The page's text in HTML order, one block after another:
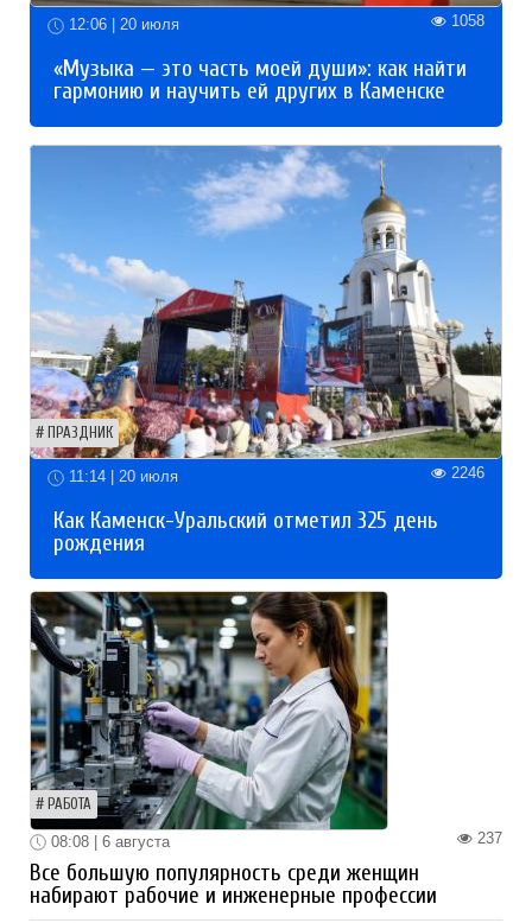
12:06 | 20 июля 1058
«Музыка — это часть моей души»: как найти
гармонию и научить ей других в Каменске
ПРАЗДНИК
11:14 | 20 июля 2246
Как Каменск-Уральский отметил 325 день
рождения
РАБОТА
237
08:08 | 6 августа
Все большую популярность среди женщин
набирают рабочие и инженерные профессии